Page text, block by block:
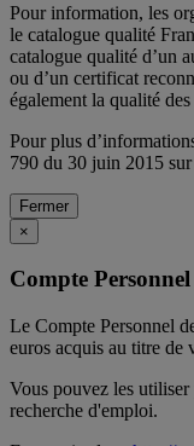
Pour information, les
le catalogue qualité
catalogue qualité d’un
ou d’un certificat
également la qualité
Pour plus
790 du 30 juin 2015 sur
Fermer
×
Compte
Le Compte Personnel
euros acquis au titre de
Vous pouvez les
recherche d'emploi.